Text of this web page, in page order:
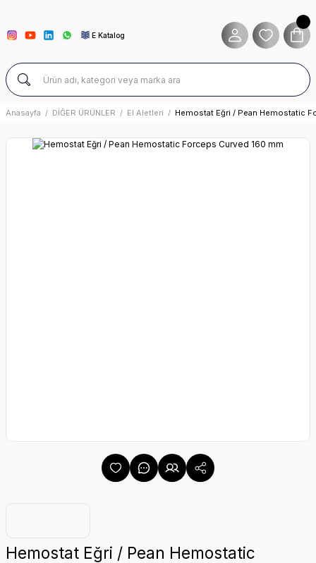
E Katalog
Anasayfa DİĞER ÜRÜNLER El Aletleri Hemostat Eğri / Pean Hemostatic
Hemostat Eğri / Pean Hemostatic